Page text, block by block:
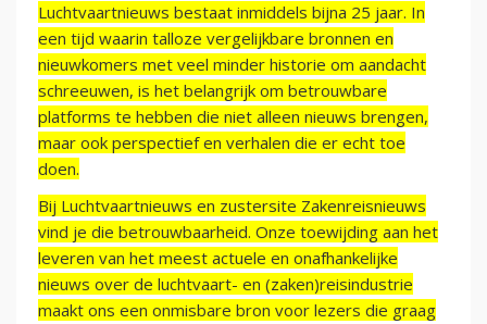
Luchtvaartnieuws bestaat inmiddels bijna 25 jaar. In
een tijd waarin talloze vergelijkbare bronnen en
nieuwkomers met veel minder historie om aandacht
schreeuwen, is het belangrijk om betrouwbare
platforms te hebben die niet alleen nieuws brengen,
maar ook perspectief en verhalen die er echt toe
doen.
Bij Luchtvaartnieuws en zustersite Zakenreisnieuws
vind je die betrouwbaarheid. Onze toewijding aan het
leveren van het meest actuele en onafhankelijke
nieuws over de luchtvaart- en (zaken)reisindustrie
maakt ons een onmisbare bron voor lezers die graag